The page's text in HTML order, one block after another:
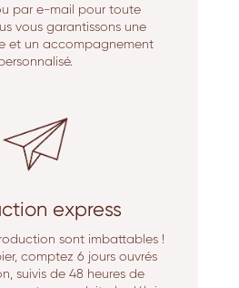
par e-mail pour toute
vous garantissons une
et un accompagnement
express
sont imbattables !
comptez 6 jours ouvrés
suivis de 48 heures de